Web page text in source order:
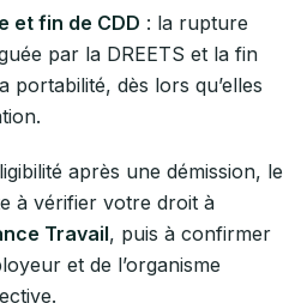
et fin de CDD : la rupture
par la DREETS et la fin
portabilité, dès lors qu’elles
après une démission, le
à vérifier votre droit à
Travail, puis à confirmer
et de l’organisme